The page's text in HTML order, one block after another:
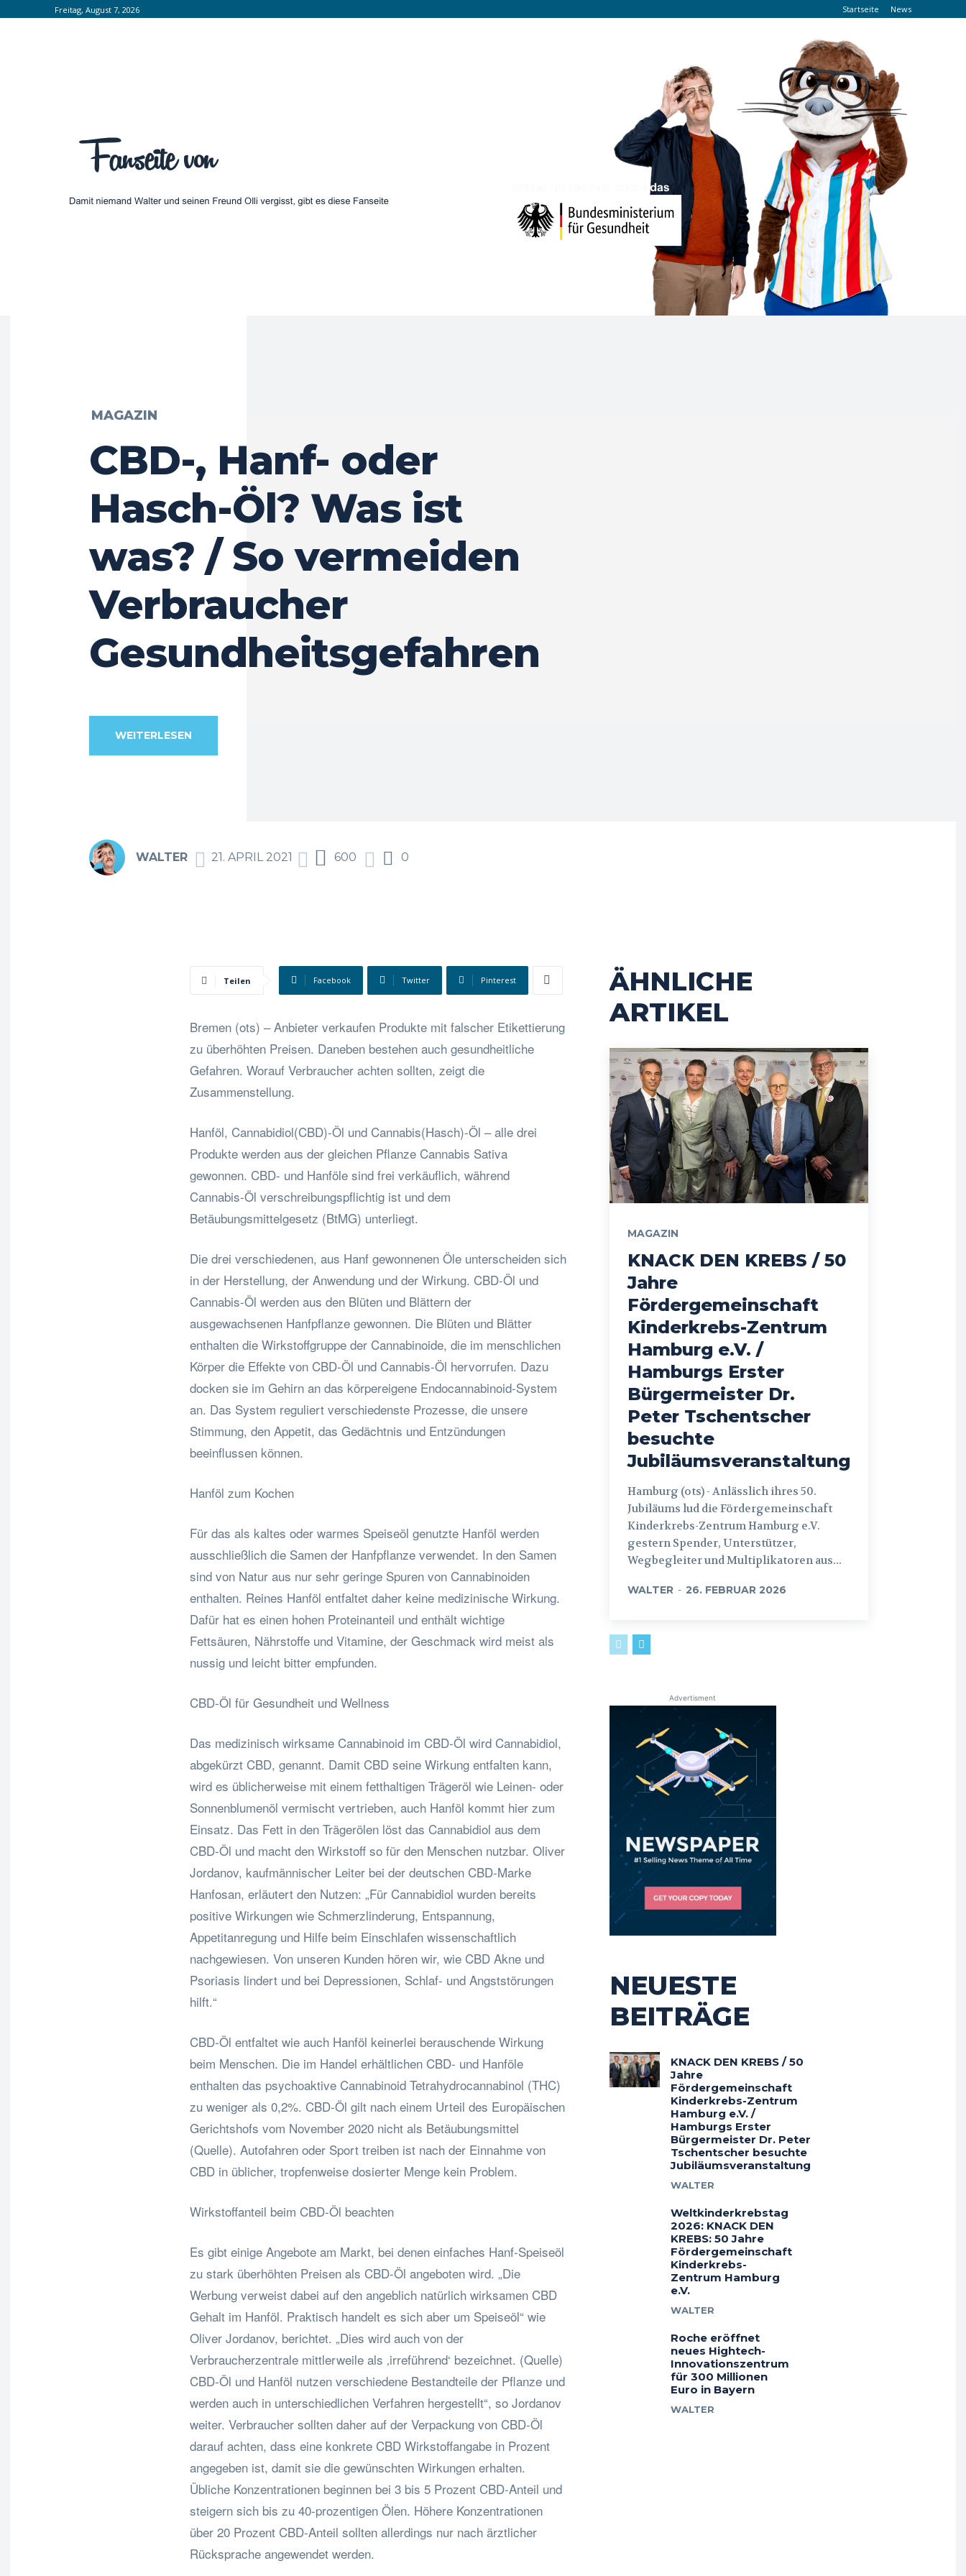
Freitag, August 7, 2026 Startseite News
MAGAZIN
CBD-, Hanf- oder
Hasch-Öl? Was ist
was? / So vermeiden
Verbraucher
Gesundheitsgefahren
WEITERLESEN
WALTER 21. APRIL 2021 600 0
Teilen Facebook Twitter Pinterest
Bremen (ots) – Anbieter verkaufen Produkte mit falscher Etikettierung
zu überhöhten Preisen. Daneben bestehen auch gesundheitliche
Gefahren. Worauf Verbraucher achten sollten, zeigt die
Zusammenstellung.
Hanföl, Cannabidiol(CBD)-Öl und Cannabis(Hasch)-Öl – alle drei
Produkte werden aus der gleichen Pflanze Cannabis Sativa
gewonnen. CBD- und Hanföle sind frei verkäuflich, während
Cannabis-Öl verschreibungspflichtig ist und dem
Betäubungsmittelgesetz (BtMG) unterliegt.
Die drei verschiedenen, aus Hanf gewonnenen Öle unterscheiden sich
in der Herstellung, der Anwendung und der Wirkung. CBD-Öl und
Cannabis-Öl werden aus den Blüten und Blättern der
ausgewachsenen Hanfpflanze gewonnen. Die Blüten und Blätter
enthalten die Wirkstoffgruppe der Cannabinoide, die im menschlichen
Körper die Effekte von CBD-Öl und Cannabis-Öl hervorrufen. Dazu
docken sie im Gehirn an das körpereigene Endocannabinoid-System
an. Das System reguliert verschiedenste Prozesse, die unsere
Stimmung, den Appetit, das Gedächtnis und Entzündungen
beeinflussen können.
Hanföl zum Kochen
Für das als kaltes oder warmes Speiseöl genutzte Hanföl werden
ausschließlich die Samen der Hanfpflanze verwendet. In den Samen
sind von Natur aus nur sehr geringe Spuren von Cannabinoiden
enthalten. Reines Hanföl entfaltet daher keine medizinische Wirkung.
Dafür hat es einen hohen Proteinanteil und enthält wichtige
Fettsäuren, Nährstoffe und Vitamine, der Geschmack wird meist als
nussig und leicht bitter empfunden.
CBD-Öl für Gesundheit und Wellness
Das medizinisch wirksame Cannabinoid im CBD-Öl wird Cannabidiol,
abgekürzt CBD, genannt. Damit CBD seine Wirkung entfalten kann,
wird es üblicherweise mit einem fetthaltigen Trägeröl wie Leinen- oder
Sonnenblumenöl vermischt vertrieben, auch Hanföl kommt hier zum
Einsatz. Das Fett in den Trägerölen löst das Cannabidiol aus dem
CBD-Öl und macht den Wirkstoff so für den Menschen nutzbar. Oliver
Jordanov, kaufmännischer Leiter bei der deutschen CBD-Marke
Hanfosan, erläutert den Nutzen: „Für Cannabidiol wurden bereits
positive Wirkungen wie Schmerzlinderung, Entspannung,
Appetitanregung und Hilfe beim Einschlafen wissenschaftlich
nachgewiesen. Von unseren Kunden hören wir, wie CBD Akne und
Psoriasis lindert und bei Depressionen, Schlaf- und Angststörungen
hilft.“
CBD-Öl entfaltet wie auch Hanföl keinerlei berauschende Wirkung
beim Menschen. Die im Handel erhältlichen CBD- und Hanföle
enthalten das psychoaktive Cannabinoid Tetrahydrocannabinol (THC)
zu weniger als 0,2%. CBD-Öl gilt nach einem Urteil des Europäischen
Gerichtshofs vom November 2020 nicht als Betäubungsmittel
(Quelle). Autofahren oder Sport treiben ist nach der Einnahme von
CBD in üblicher, tropfenweise dosierter Menge kein Problem.
Wirkstoffanteil beim CBD-Öl beachten
Es gibt einige Angebote am Markt, bei denen einfaches Hanf-Speiseöl
zu stark überhöhten Preisen als CBD-Öl angeboten wird. „Die
Werbung verweist dabei auf den angeblich natürlich wirksamen CBD
Gehalt im Hanföl. Praktisch handelt es sich aber um Speiseöl“ wie
Oliver Jordanov, berichtet. „Dies wird auch von der
Verbraucherzentrale mittlerweile als ‚irreführend‘ bezeichnet. (Quelle)
CBD-Öl und Hanföl nutzen verschiedene Bestandteile der Pflanze und
werden auch in unterschiedlichen Verfahren hergestellt“, so Jordanov
weiter. Verbraucher sollten daher auf der Verpackung von CBD-Öl
darauf achten, dass eine konkrete CBD Wirkstoffangabe in Prozent
angegeben ist, damit sie die gewünschten Wirkungen erhalten.
Übliche Konzentrationen beginnen bei 3 bis 5 Prozent CBD-Anteil und
steigern sich bis zu 40-prozentigen Ölen. Höhere Konzentrationen
über 20 Prozent CBD-Anteil sollten allerdings nur nach ärztlicher
Rücksprache angewendet werden.
ÄHNLICHE
ARTIKEL
MAGAZIN
KNACK DEN KREBS / 50
Jahre
Fördergemeinschaft
Kinderkrebs-Zentrum
Hamburg e.V. /
Hamburgs Erster
Bürgermeister Dr.
Peter Tschentscher
besuchte
Jubiläumsveranstaltung
Hamburg (ots) - Anlässlich ihres 50.
Jubiläums lud die Fördergemeinschaft
Kinderkrebs-Zentrum Hamburg e.V.
gestern Spender, Unterstützer,
Wegbegleiter und Multiplikatoren aus...
WALTER - 26. FEBRUAR 2026
Advertisment
NEUESTE
BEITRÄGE
KNACK DEN KREBS / 50
Jahre
Fördergemeinschaft
Kinderkrebs-Zentrum
Hamburg e.V. /
Hamburgs Erster
Bürgermeister Dr. Peter
Tschentscher besuchte
Jubiläumsveranstaltung
WALTER
Weltkinderkrebstag
2026: KNACK DEN
KREBS: 50 Jahre
Fördergemeinschaft
Kinderkrebs-
Zentrum Hamburg
e.V.
WALTER
Roche eröffnet
neues Hightech-
Innovationszentrum
für 300 Millionen
Euro in Bayern
WALTER